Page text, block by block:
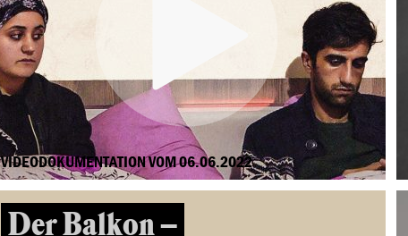
VIDEODOKUMENTATION VOM 06.06.2022
Der Balkon –